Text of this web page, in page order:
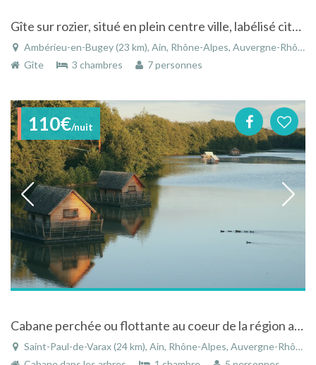
Gîte sur rozier, situé en plein centre ville, labélisé city break.
Ambérieu-en-Bugey (23 km), Ain, Rhône-Alpes, Auvergne-Rhône-Alpes, France
Gîte
3 chambres 7 personnes
110€/nuit
Cabane perchée ou flottante au coeur de la région aux milles étangs à Saint-Paul-de-Varax
Saint-Paul-de-Varax (24 km), Ain, Rhône-Alpes, Auvergne-Rhône-Alpes, France